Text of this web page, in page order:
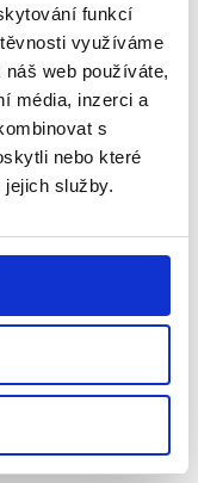
funkcí
využíváme
web používáte,
média, inzerci a
s
nebo které
služby.